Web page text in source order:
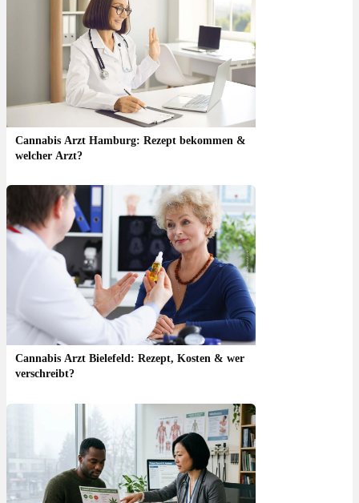
Cannabis Arzt Hamburg: Rezept bekommen &
welcher Arzt?
Cannabis Arzt Bielefeld: Rezept, Kosten & wer
verschreibt?